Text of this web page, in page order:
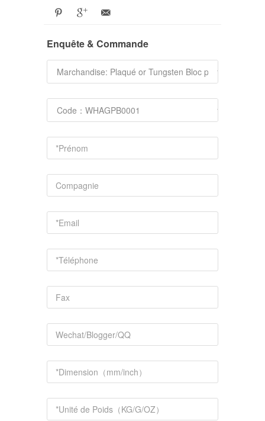
Enquête & Commande